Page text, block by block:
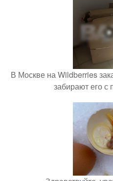
В Москве на Wildberries
забирают его с